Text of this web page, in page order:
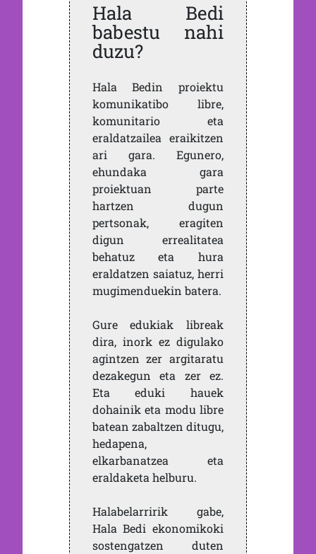
Hala Bedi
babestu nahi
duzu?
Hala Bedin proiektu
komunikatibo libre,
komunitario eta
eraldatzailea eraikitzen
ari gara. Egunero,
ehundaka gara
proiektuan parte
hartzen dugun
pertsonak, eragiten
digun errealitatea
behatuz eta hura
eraldatzen saiatuz, herri
mugimenduekin batera.
Gure edukiak libreak
dira, inork ez digulako
agintzen zer argitaratu
dezakegun eta zer ez.
Eta eduki hauek
dohainik eta modu libre
batean zabaltzen ditugu,
hedapena,
elkarbanatzea eta
eraldaketa helburu.
Halabelarririk gabe,
Hala Bedi ekonomikoki
sostengatzen duten